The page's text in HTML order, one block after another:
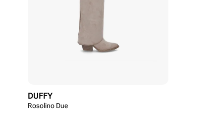
DUFFY
Rosolino Due